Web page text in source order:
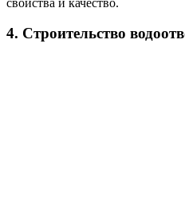
4. Строительство